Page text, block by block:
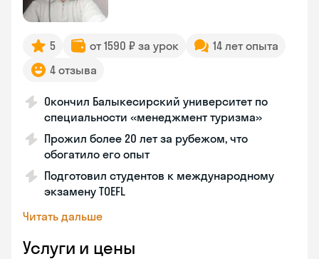
5 от 1590 ₽ за урок
14 лет опыта
4 отзыва
Окончил Балыкесирский университет по
специальности «менеджмент туризма»
Прожил более 20 лет за рубежом, что
обогатило его опыт
Подготовил студентов к международному
экзамену TOEFL
Читать дальше
Услуги и цены